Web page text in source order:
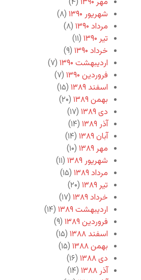
شهریور ۱۳۹۰
(۸)
مرداد ۱۳۹۰
(۸)
تیر ۱۳۹۰
(۱۱)
خرداد ۱۳۹۰
(۹)
اردیبهشت ۱۳۹۰
(۷)
فروردین ۱۳۹۰
(۷)
اسفند ۱۳۸۹
(۱۵)
بهمن ۱۳۸۹
(۲۰)
دی ۱۳۸۹
(۱۷)
آذر ۱۳۸۹
(۱۴)
آبان ۱۳۸۹
(۱۴)
مهر ۱۳۸۹
(۱۰)
شهریور ۱۳۸۹
(۱۱)
مرداد ۱۳۸۹
(۱۵)
تیر ۱۳۸۹
(۲۰)
خرداد ۱۳۸۹
(۱۷)
اردیبهشت ۱۳۸۹
(۱۴)
فروردین ۱۳۸۹
(۹)
اسفند ۱۳۸۸
(۱۵)
بهمن ۱۳۸۸
(۱۵)
دی ۱۳۸۸
(۱۶)
آذر ۱۳۸۸
(۱۴)